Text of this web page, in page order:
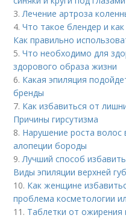
3.Лечение артроза
4.Что такое блендер и
Как правильно
5.Что необходимо для
здорового образа жизни
6. Какая эпиляция
бренды
7. Как избавиться от
Причины гирсутизма
8. Нарушение роста
алопеции бороды
9.Лучший способ
Виды эпиляции верхней
10. Как женщине
проблема косметологии
11. Таблетки от ожирения